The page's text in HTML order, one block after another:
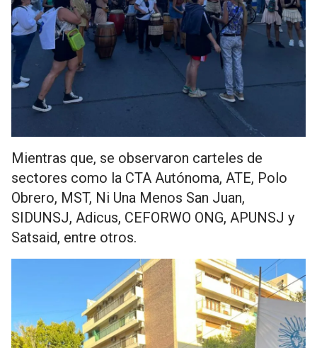
Mientras que, se observaron carteles de
sectores como la CTA Autónoma, ATE, Polo
Obrero, MST, Ni Una Menos San Juan,
SIDUNSJ, Adicus, CEFORWO ONG, APUNSJ y
Satsaid, entre otros.